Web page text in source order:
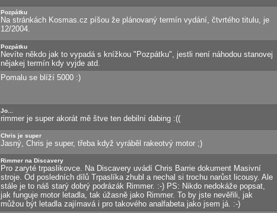
Pozpátku
Na stránkách Kosmas.cz píšou že plánovaný termín vydání, čtvrtého titulu, je
12/2004.
Pozpátku
Nevíte někdo jak to vypadá s knížkou "Pozpátku", jestli není náhodou stanovej
nějakej termín kdy vyjde atd.
Pomalu se blíží 5000 :)
Jo...
rimmer je super akorát mě štve ten debilní dabing :((
Chris je super
Jasný, Chris je super, třeba když vyráběl rakeotvý motor ;)
Rimmer na Discavery
Pro zaryté trpaslikovce. Na Discavery uvádí Chris Barrie dokument Masivní
stroje. Od posledních dílů Trpaslíka zhubl a nechal si trochu narůst licousy. Ale
stále je to náš starý dobrý podrázák Rimmer. :-) PS: Nikdo nedokáže popsat,
jak funguje motor letadla, tak úžasně jako Rimmer. To by jste nevěřili, jak
můžou být letadla zajímavá i pro takového analfabeta jako jsem já. :-)